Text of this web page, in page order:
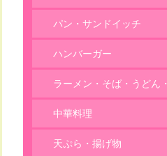
パン・サンドイッチ
ハンバーガー
ラーメン・そば・うどん・
麺類
中華料理
天ぷら・揚げ物